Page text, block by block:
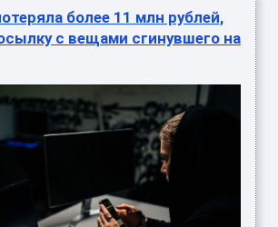
более 11 млн рублей,
с вещами сгинувшего на